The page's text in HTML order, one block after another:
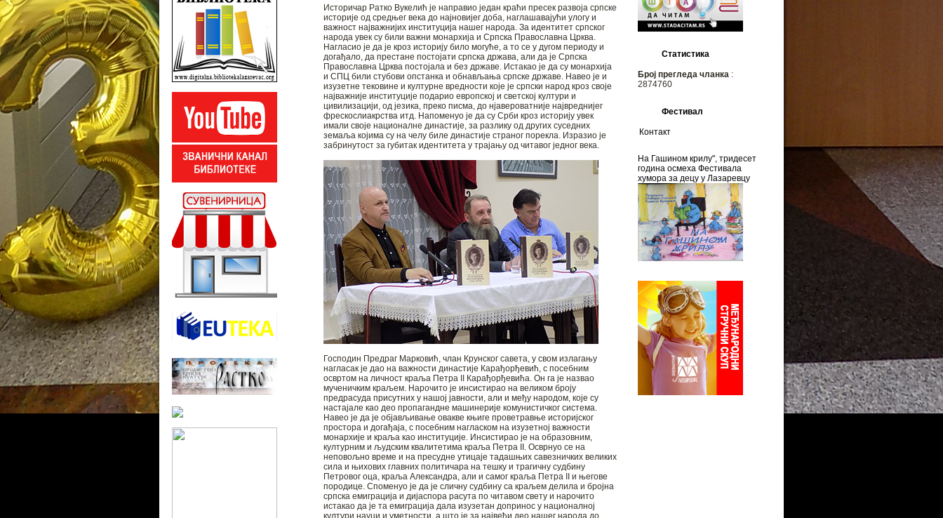
Историчар Ратко Вукелић је направио један краћи пресек развоја српске
историје од средњег века до најновијег доба, наглашавајући улогу и
важност најважнијих институција нашег народа. За идентитет српског
народа увек су били важни монархија и Српска Православна Црква.
Нагласио је да је кроз историју било могуће, а то се у дугом периоду и
догађало, да престане постојати српска држава, али да је Српска
Православна Црква постојала и без државе. Истакао је да су монархија
и СПЦ били стубови опстанка и обнављања српске државе. Навео је и
изузетне тековине и културне вредности које је српски народ кроз своје
најважније институције подарио европској и светској култури и
цивилизацији, од језика, преко писма, до нјавероватније највреднијег
фрескослиакрства итд. Напоменуо је да су Срби кроз историју увек
имали своје националне династије, за разлику од других суседних
земаља којима су на челу биле династије страног порекла. Изразио је
забринутост за губитак идентитета у трајању од читавог једног века.
Господин Предраг Марковић, члан Крунског савета, у свом излагању
нагласак је дао на важности династије Карађорђевић, с посебним
освртом на личност краља Петра II Карађорђевића. Он га је назвао
мученичким краљем. Нарочито је инсистирао на великом броју
предрасуда присутних у нашој јавности, али и међу народом, које су
настајале као део пропагандне машинерије комунистичког система.
Навео је да је објављивање овакве књиге проветравње историјског
простора и догађаја, с посебним нагласком на изузетној важности
монархије и краља као институције. Инсистирао је на образовним,
културним и људским квалитетима краља Петра II. Осврнуо се на
неповољно време и на пресудне утицаје тадашњих савезничких великих
сила и њихових главних политичара на тешку и трагичну судбину
Петровог оца, краља Александра, али и самог краља Петра II и његове
породице. Споменуо је да је сличну судбину са краљем делила и бројна
српска емиграција и дијаспора расута по читавом свету и нарочито
истакао да је та емиграција дала изузетан допринос у националној
култури науци и уметности, а што је за највећи део нашег народа до
Статистика
Број прегледа чланка :
2874760
Фестивал
Контакт
На Гашином крилу", тридесет
година осмеха Фестивала
хумора за децу у Лазаревцу